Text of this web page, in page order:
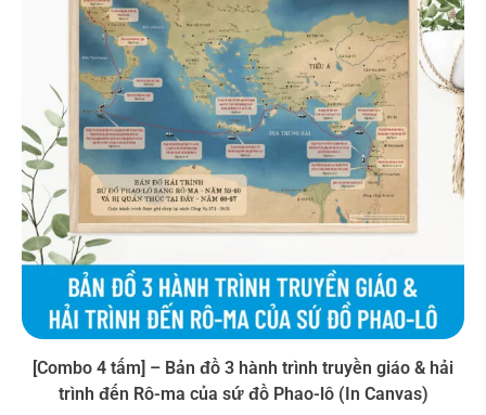
[Combo 4 tấm] – Bản đồ 3 hành trình truyền giáo & hải
trình đến Rô-ma của sứ đồ Phao-lô (In Canvas)